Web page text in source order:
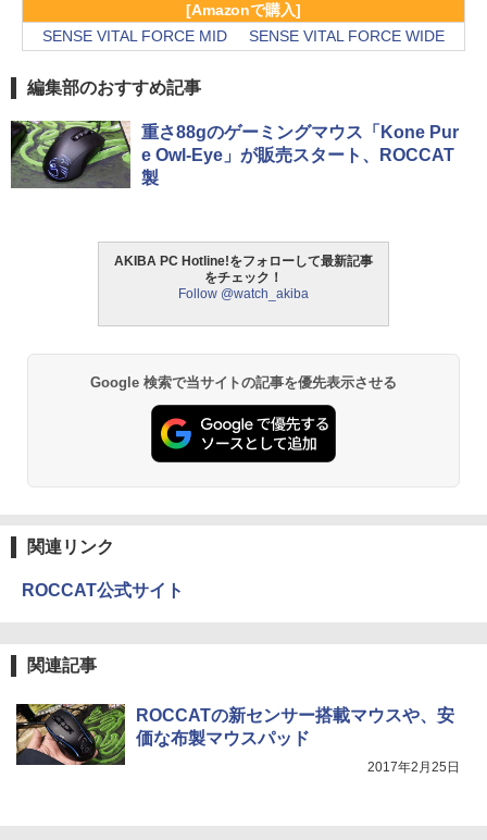
[Amazonで購入]
SENSE VITAL FORCE MID
SENSE VITAL FORCE WIDE
編集部のおすすめ記事
重さ88gのゲーミングマウス「Kone Pur
e Owl-Eye」が販売スタート、ROCCAT
製
AKIBA PC Hotline!をフォローして最新記事
をチェック！
Follow @watch_akiba
Google 検索で当サイトの記事を優先表示させる
関連リンク
ROCCAT公式サイト
関連記事
ROCCATの新センサー搭載マウスや、安
価な布製マウスパッド
2017年2月25日